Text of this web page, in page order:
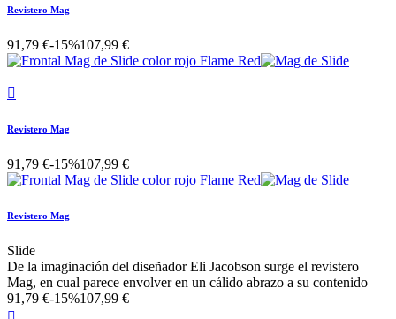
Revistero Mag
91,79 €-15%107,99 €

Revistero Mag
91,79 €-15%107,99 €
Revistero Mag
Slide
De la imaginación del diseñador Eli Jacobson surge el revistero
Mag, en cual parece envolver en un cálido abrazo a su contenido
91,79 €-15%107,99 €